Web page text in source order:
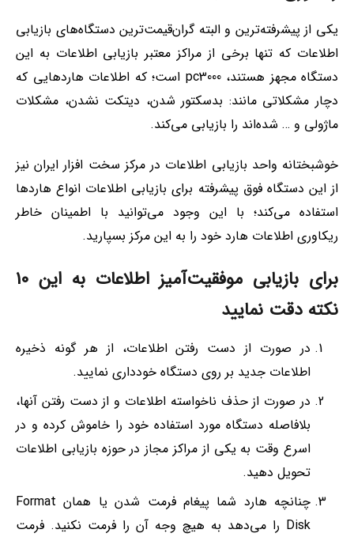
یکی از پیشرفته‌ترین و البته گران‌قیمت‌ترین دستگاه‌های بازیابی
اطلاعات که تنها برخی از مراکز معتبر بازیابی اطلاعات به این
دستگاه مجهز هستند، pc3000 است؛ که اطلاعات هاردهایی که
دچار مشکلاتی مانند: بدسکتور شدن، دیتکت نشدن، مشکلات
ماژولی و … شده‌اند را بازیابی می‌کند.
خوشبختانه واحد بازیابی اطلاعات در مرکز سخت افزار ایران نیز
از این دستگاه فوق پیشرفته برای بازیابی اطلاعات انواع هاردها
استفاده می‌کند؛ با این وجود می‌توانید با اطمینان خاطر
ریکاوری اطلاعات هارد خود را به این مرکز بسپارید.
برای بازیابی موفقیت‌آمیز اطلاعات به این 10
نکته دقت نمایید
در صورت از دست رفتن اطلاعات، از هر گونه ذخیره
اطلاعات جدید بر روی دستگاه خودداری نمایید.
در صورت از حذف ناخواسته اطلاعات و از دست رفتن آنها،
بلافاصله دستگاه مورد استفاده خود را خاموش کرده و در
اسرع وقت به یکی از مراکز مجاز در حوزه بازیابی اطلاعات
تحویل دهید.
چنانچه هارد شما پیغام فرمت شدن یا همان Format
Disk را می‌دهد به هیچ وجه آن را فرمت نکنید. فرمت